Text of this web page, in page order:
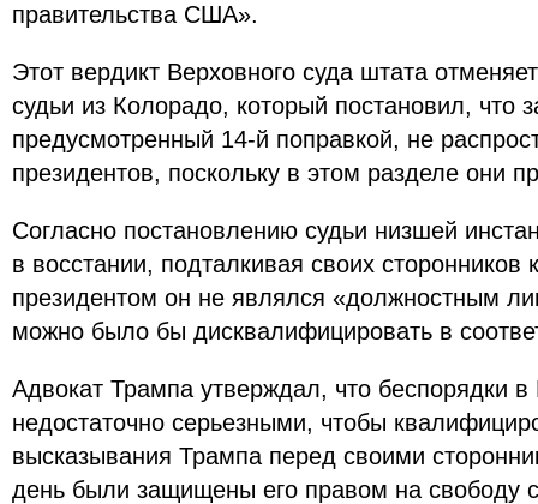
правительства США».
Этот вердикт Верховного суда штата
судьи из Колорадо, который постановил, что
предусмотренный 14-й поправкой, не
президентов, поскольку в этом разделе они
Согласно постановлению судьи низшей
в восстании, подталкивая своих сторонников
президентом он не являлся «должностным
можно было бы дисквалифицировать в
Адвокат Трампа утверждал, что беспорядки
недостаточно серьезными, чтобы
высказывания Трампа перед своими
день были защищены его правом на свободу